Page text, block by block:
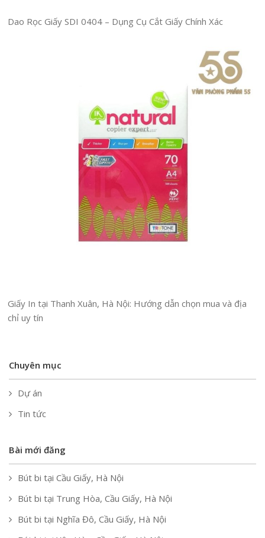
Dao Rọc Giấy SDI 0404 – Dụng Cụ Cắt Giấy Chính Xác
Giấy In tại Thanh Xuân, Hà Nội: Hướng dẫn chọn mua và địa
chỉ uy tín
Chuyên mục
Dự án
Tin tức
Bài mới đăng
Bút bi tại Cầu Giấy, Hà Nội
Bút bi tại Trung Hòa, Cầu Giấy, Hà Nội
Bút bi tại Nghĩa Đô, Cầu Giấy, Hà Nội